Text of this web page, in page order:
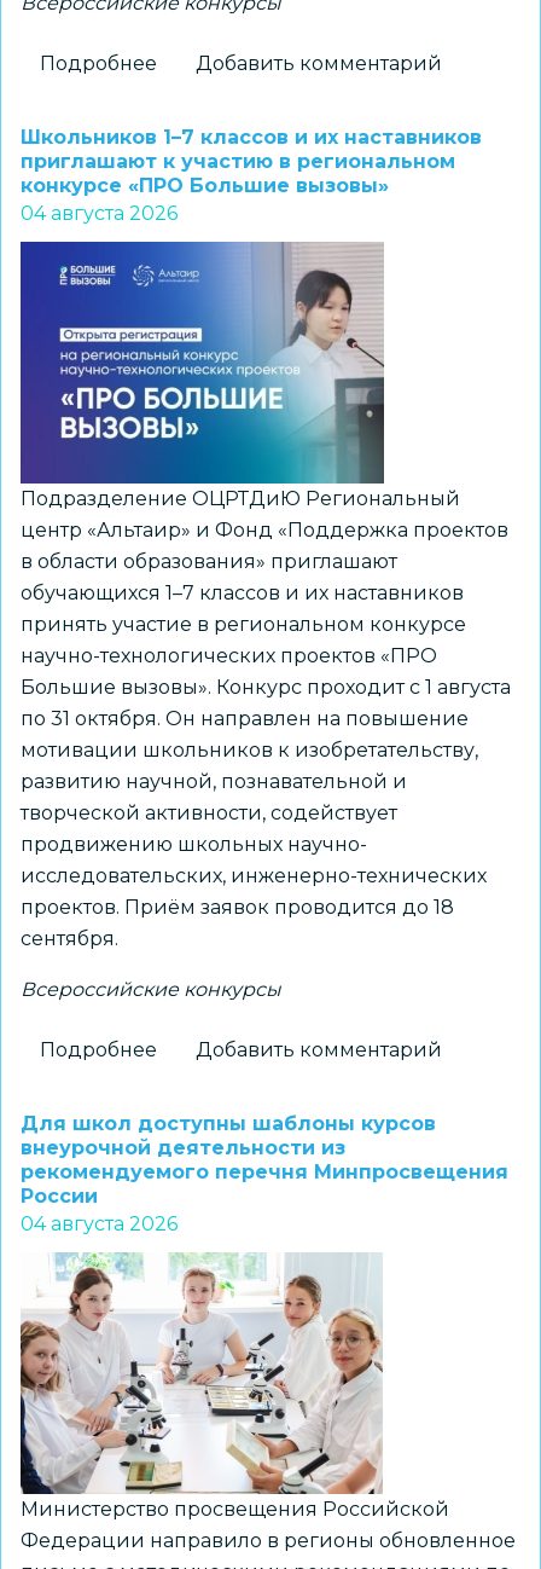
Подробнее
школьники
–
победители
всероссийского
«Большая
Добавить комментарий
Школьников 1–7 классов и их наставников
приглашают к участию в региональном
конкурсе «ПРО Большие вызовы»
04 августа 2026
Подразделение ОЦРТДиЮ Региональный
центр «Альтаир» и Фонд «Поддержка проектов
в области образования» приглашают
обучающихся 1–7 классов и их наставников
принять участие в региональном конкурсе
научно-технологических проектов «ПРО
Большие вызовы». Конкурс проходит с 1 августа
по 31 октября. Он направлен на повышение
мотивации школьников к изобретательству,
развитию научной, познавательной и
творческой активности, содействует
продвижению школьных научно-
исследовательских, инженерно-технических
проектов. Приём заявок проводится до 18
сентября.
Всероссийские конкурсы
Подробнее
7
классов
их
наставников
приглашают
к
участию
в
региональном
конкурсе
«ПРО
Большие
вызовы»
Добавить комментарий
Для школ доступны шаблоны курсов
внеурочной деятельности из
рекомендуемого перечня Минпросвещения
России
04 августа 2026
Министерство просвещения Российской
Федерации направило в регионы обновленное